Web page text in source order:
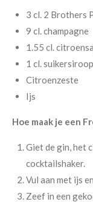
3 cl. 2 Brothers
9 cl. champagne
1.55 cl.
1 cl. suikersiroop
Citroenzeste
Ijs
Hoe maak je een
Giet de gin, het
cocktailshaker.
Vul aan met ijs
Zeef in een